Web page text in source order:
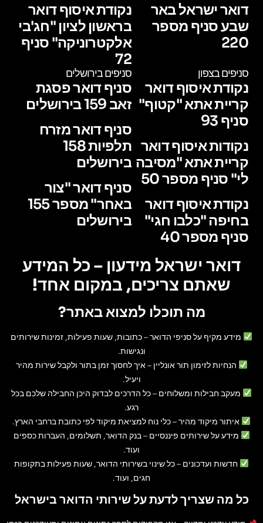
דואר ישראל באר
שבע סניף מספר
220
נקודת איסוף דואר
בראשון לציון "חג'בי
אלקטרוניקה" סניף
72
סניפים בצפון
נקודת איסוף דואר
קריית אתא "קטוף"
סניף 93
נקודות איסוף דואר
קריית אתא "מסיבה
לי" סניף מספר 50
נקודת איסוף דואר
בחיפה "כלבו חגי"
סניף מספר 40
סניפים בירושלים
סניף דואר פסגת
זאב 159 בירושלים
סניף דואר מזרח
תלפיות 158
בירושלים
סניף דואר "צור
באחר" מספר 155
בירושלים
דואר ישראל מידעון – כל המידע
שאתם צריכים, במקום אחד!
מה תוכלו למצוא באתר?
מידע מקיף על סניפי הדואר– כתובות, שעות פעילות, זמינות שירותים
ונגישות.
הנחיות לזימון תור אונליין – איך לחסוך זמן בתור ולקבל שירות מהיר
ויעיל.
מעקב חבילות ומשלוחים – כל הדרכים לבדוק היכן החבילה שלכם בכל
רגע.
איתור מיקוד מהיר– כלי נוח למציאת מיקוד לפי כתובת ברחבי הארץ.
מידע על שירותים פיננסיים – בנק הדואר, תשלומים, העברות כספים
ועוד.
חדשות ועדכונים – כל שינוי בשירותי הדואר, שעות פעילות בתקופות
חגים, ועוד.
כל מה שצריך לדעת על שירותי הדואר בישראל